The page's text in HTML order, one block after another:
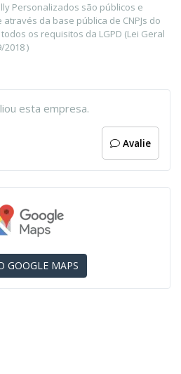
Personalizados são públicos e
da base pública de CNPJs do
os requisitos da LGPD (Lei Geral
2018 )
esta empresa.
Avalie
GOOGLE MAPS